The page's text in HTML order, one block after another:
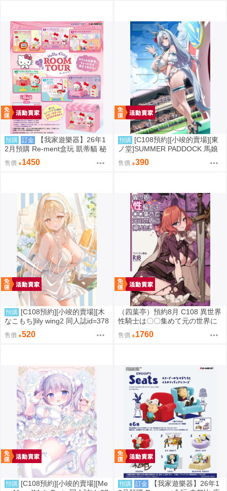
預購 訂金
【我家遊樂器】26年1
2月預購 Re-ment盒玩 凱蒂貓 秘
密房間之旅
售價 1450
預購 [C108預約][小竣的賣場][東
ノ堂]SUMMER PADDOCK 馬娘
同人誌id=3787232
售價 390
預購 [C108預約][小竣的賣場][木
なこもち]lily wing2 同人誌id=378
售價 520
（四葉亭）預約8月 C108 異世界
性騎士は〇〇集めて元の世界に
帰りたい 特典：B2掛軸 菊池政
治
售價 1760
預購 [C108預約][小竣的賣場][Me
預購 訂金
【我家遊樂器】26年1